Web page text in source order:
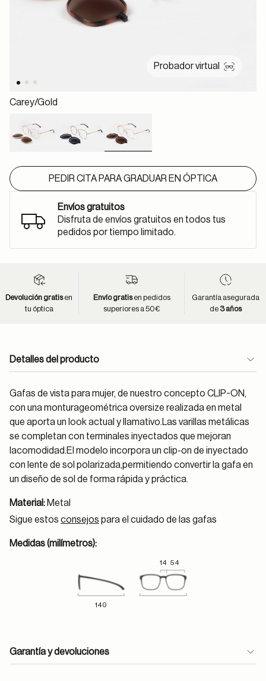
Probador virtual
Carey/gold
PEDIR CITA PARA GRADUAR EN ÓPTICA
Envíos gratuitos
Disfruta de envíos gratuitos en todos tus
pedidos por tiempo limitado.
Devolución gratisen
tu óptica
Envío gratisen pedidos
superiores a 50€
Garantía asegurada
de 3 años
Detalles del producto
Gafas de vista para mujer, de nuestro concepto CLIP-ON,
con una monturageométrica oversize realizada en metal
que aporta un look actual y llamativo.Las varillas metálicas
se completan con terminales inyectados que mejoran
lacomodidad.El modelo incorpora un clip-on de inyectado
con lente de sol polarizada,permitiendo convertir la gafa en
un diseño de sol de forma rápida y práctica.
Material: Metal
Sigue estos consejos para el cuidado de las gafas
Medidas (milímetros):
14 54
140
Garantía y devoluciones